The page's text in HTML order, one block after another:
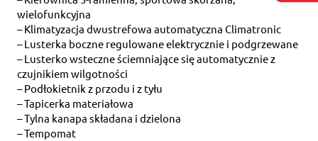
wielofunkcyjna
– Klimatyzacja dwustrefowa automatyczna Climatronic
– Lusterka boczne regulowane elektrycznie i podgrzewane
– Lusterko wsteczne ściemniające się automatycznie z
czujnikiem wilgotności
– Podłokietnik z przodu i z tyłu
– Tapicerka materiałowa
– Tylna kanapa składana i dzielona
– Tempomat